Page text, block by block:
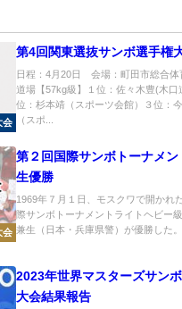
会
第4回関東選抜サンボ選手権
日程：4月20日 会場：町田市総合体
道場【57kg級】１位：佐々木豊(木口
位：杉本靖（スポーツ会館）３位：
（スポ...
会
第２回国際サンボトーナメン
生優勝
1969年７月１日、モスクワで開かれ
際サンボトーナメントライトヘビー
兼生（日本・兵庫県警）が優勝した
2023年世界マスターズサン
大会結果報告